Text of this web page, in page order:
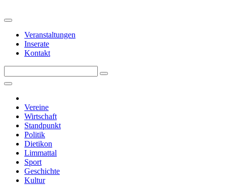
Veranstaltungen
Inserate
Kontakt
Vereine
Wirtschaft
Standpunkt
Politik
Dietikon
Limmattal
Sport
Geschichte
Kultur